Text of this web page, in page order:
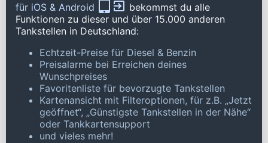
für iOS & Android
bekommst du alle
Funktionen zu dieser und über 15.000 anderen
Tankstellen in Deutschland:
Echtzeit-Preise für Diesel & Benzin
Preisalarme bei Erreichen deines
Wunschpreises
Favoritenliste für bevorzugte Tankstellen
Kartenansicht mit Filteroptionen, für z.B. „Jetzt
geöffnet“, „Günstigste Tankstellen in der Nähe“
oder Tankkartensupport
und vieles mehr!